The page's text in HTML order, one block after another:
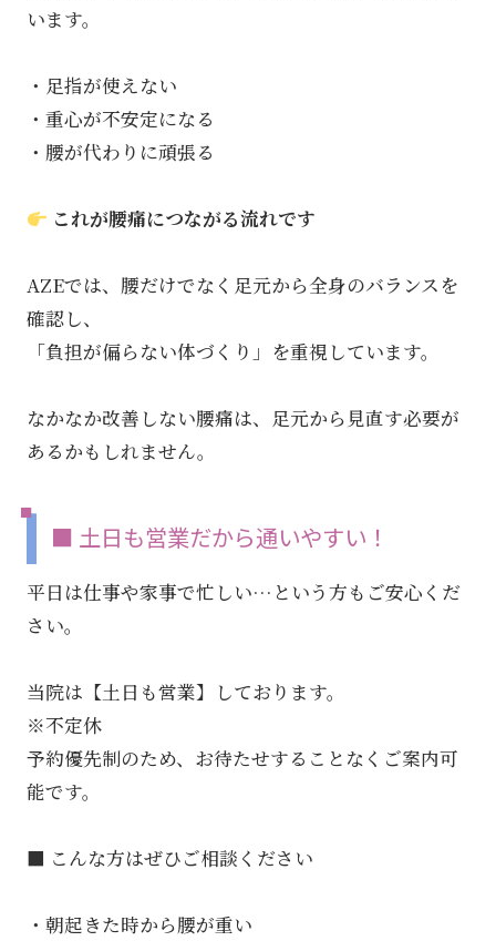
います。
・足指が使えない
・重心が不安定になる
・腰が代わりに頑張る
これが腰痛につながる流れです
AZEでは、腰だけでなく足元から全身のバランスを
確認し、
「負担が偏らない体づくり」を重視しています。
なかなか改善しない腰痛は、足元から見直す必要が
あるかもしれません。
■ 土日も営業だから通いやすい！
平日は仕事や家事で忙しい…という方もご安心くだ
さい。
当院は【土日も営業】しております。
※不定休
予約優先制のため、お待たせすることなくご案内可
能です。
■ こんな方はぜひご相談ください
・朝起きた時から腰が重い